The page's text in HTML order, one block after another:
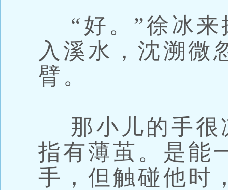
“好。”徐冰来
入溪水，沈溯微
臂。
那小儿的手很
指有薄茧。是能
手，但触碰他时